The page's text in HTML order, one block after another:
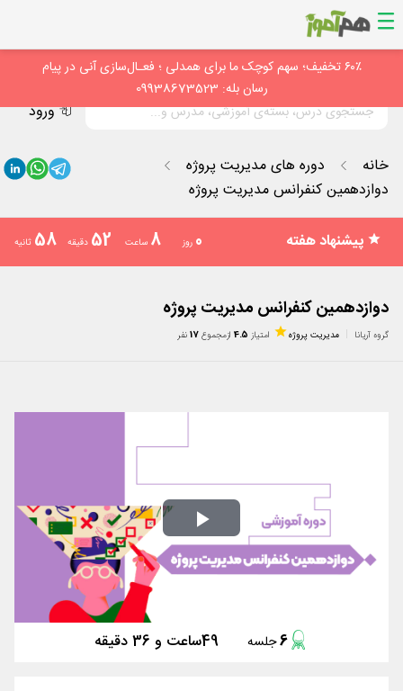
ورود
۶۰٪ تخفیف؛ سهم کوچک ما برای همدلی ؛ فعـال‌سازی آنی در پیام
رسان بله: 09938673523
خانه
دوره های مدیریت پروژه
دوازدهمین کنفرانس مدیریت پروژه
پیشنهاد هفته 0 روز 8 ساعت 52 دقیقه 58 ثانیه
دوازدهمین کنفرانس مدیریت پروژه
گروه آریانا مدیریت پروژه امتیاز 4.5 ازمجموع17نفر
Play
Video
6جلسه 49ساعت و 36 دقیقه